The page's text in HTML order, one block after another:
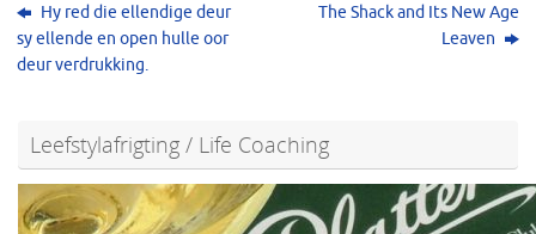
Hy red die ellendige deur
sy ellende en open hulle oor
deur verdrukking.
The Shack and Its New Age
Leaven
Leefstylafrigting / Life Coaching